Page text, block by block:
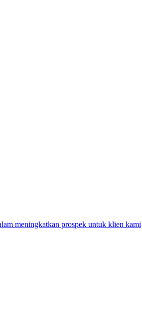
meningkatkan prospek untuk klien kami